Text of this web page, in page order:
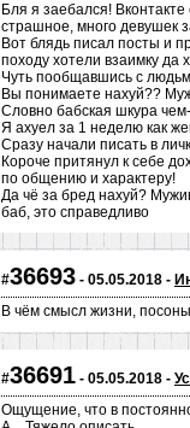
Бля я заебался!
страшное, много девушек
Вот блядь писал посты и
походу хотели взаимку да
Чуть пообщавшись с
Вы понимаете нахуй??
Словно бабская шкура
Я ахуел за 1 неделю как
Сразу начали писать в
Короче притянул к себе
по общению и характеру!
Да чё за бред нахуй?
баб, это справедливо
#36693 - 05.05.2018 -
В чём смысл жизни,
#36691 - 05.05.2018 -
Ощущение, что в